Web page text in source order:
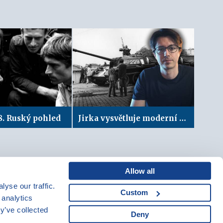
our traffic.
collected
Allow all
Custom
Deny
Ruský pohled Jirka vysvětluje moderní dějiny: Šedesátá léta
Mapa webu
Osobní údaje